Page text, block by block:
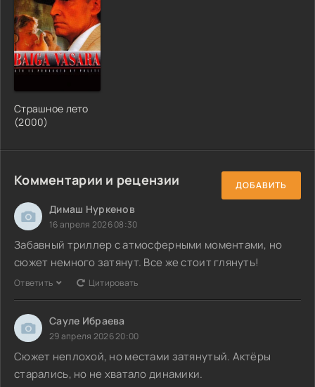
Страшное лето
(2000)
Комментарии и рецензии ДОБАВИТЬ
Димаш Нуркенов
16 апреля 2026 08:30
Забавный триллер с атмосферными моментами, но
сюжет немного затянут. Все же стоит глянуть!
Ответить Цитировать
Сауле Ибраева
29 апреля 2026 20:00
Сюжет неплохой, но местами затянутый. Актёры
старались, но не хватало динамики.